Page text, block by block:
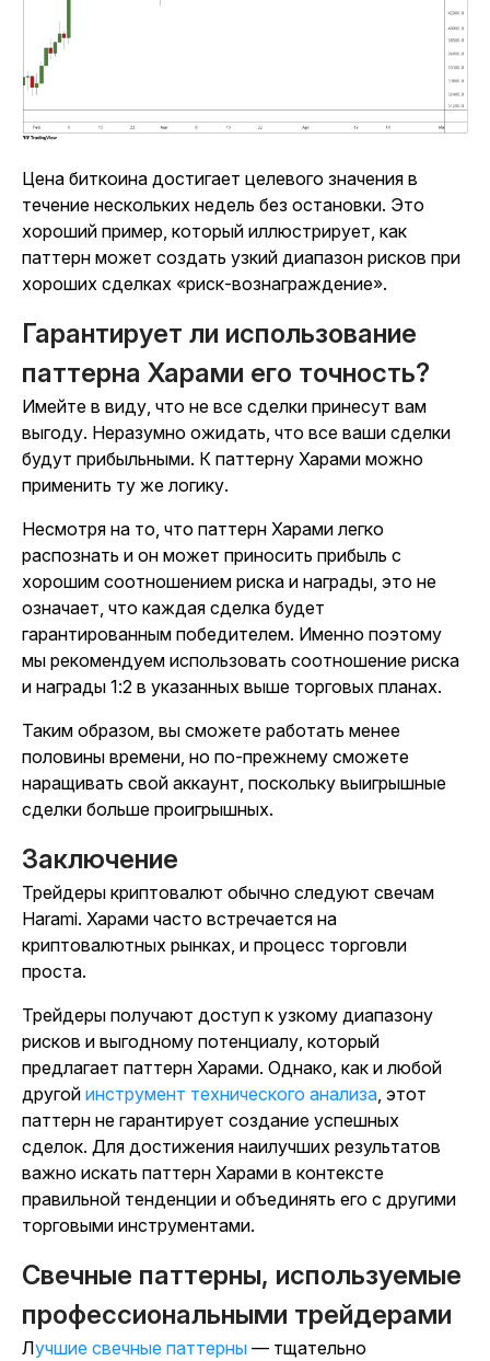
Цена биткоина достигает целевого значения в
течение нескольких недель без остановки. Это
хороший пример, который иллюстрирует, как
паттерн может создать узкий диапазон рисков при
хороших сделках «риск-вознаграждение».
Гарантирует ли использование
паттерна Харами его точность?
Имейте в виду, что не все сделки принесут вам
выгоду. Неразумно ожидать, что все ваши сделки
будут прибыльными. К паттерну Харами можно
применить ту же логику.
Несмотря на то, что паттерн Харами легко
распознать и он может приносить прибыль с
хорошим соотношением риска и награды, это не
означает, что каждая сделка будет
гарантированным победителем. Именно поэтому
мы рекомендуем использовать соотношение риска
и награды 1:2 в указанных выше торговых планах.
Таким образом, вы сможете работать менее
половины времени, но по-прежнему сможете
наращивать свой аккаунт, поскольку выигрышные
сделки больше проигрышных.
Заключение
Трейдеры криптовалют обычно следуют свечам
Harami. Харами часто встречается на
криптовалютных рынках, и процесс торговли
проста.
Трейдеры получают доступ к узкому диапазону
рисков и выгодному потенциалу, который
предлагает паттерн Харами. Однако, как и любой
другой инструмент технического анализа , этот
паттерн не гарантирует создание успешных
сделок. Для достижения наилучших результатов
важно искать паттерн Харами в контексте
правильной тенденции и объединять его с другими
торговыми инструментами.
Свечные паттерны, используемые
профессиональными трейдерами
Лучшие свечные паттерны — тщательно